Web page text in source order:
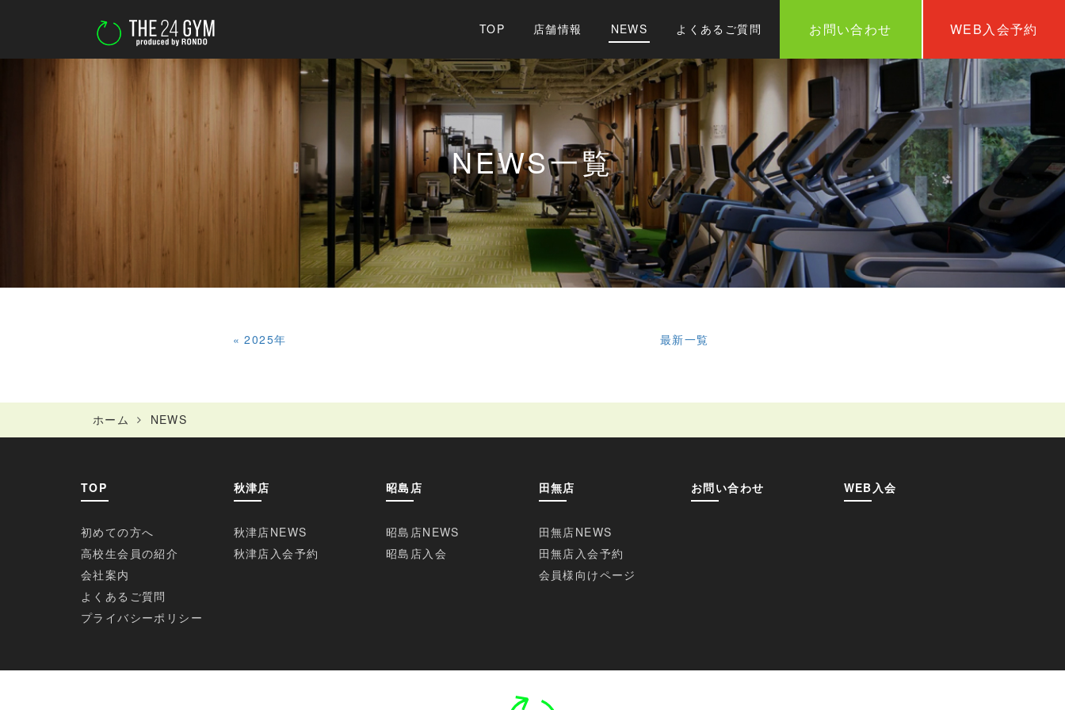
TOP 店舗情報 NEWS よくあるご質問
NEWS一覧
«2025年 最新一覧
ホーム NEWS
TOP
初めての方へ
高校生会員の紹介
会社案内
よくあるご質問
プライバシーポリシー
秋津店
秋津店NEWS
秋津店入会予約
昭島店
昭島店NEWS
昭島店入会
田無店
田無店NEWS
田無店入会予約
会員様向けページ
お問い合わせ WEB入会
お問い合わせ WEB入会予約